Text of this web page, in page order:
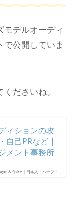
デルオーディ
公開していま
ださいね。
& Spice｜日本人・ハーフ・...
ィションの攻
自己PRなど |
メント事務所